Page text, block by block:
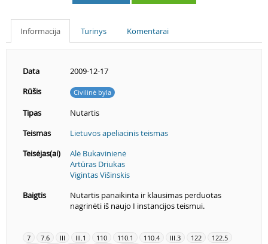
Informacija Turinys Komentarai
Data
2009-12-17
Rūšis
Civilinė byla
Tipas
Nutartis
Teismas
Lietuvos apeliacinis teismas
Teisėjas(ai)
Alė Bukavinienė
Artūras Driukas
Vigintas Višinskis
Baigtis
Nutartis panaikinta ir klausimas perduotas
nagrinėti iš naujo I instancijos teismui.
7 7.6 III III.1 110 110.1 110.4 III.3 122
122.5